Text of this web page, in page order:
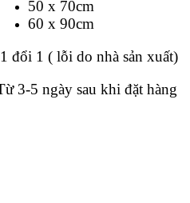
50 x 70cm
60 x 90cm
1 đổi 1 ( lỗi do nhà sản xuất)
3-5 ngày sau khi đặt hàng